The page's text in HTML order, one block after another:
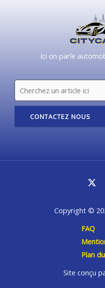
Ici on parle
CONTACTEZ NOUS
Copyright ©
FAQ
Plan
Site conçu